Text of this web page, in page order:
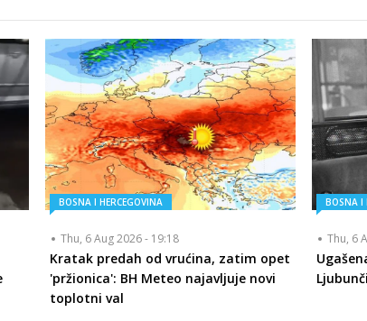
BOSNA I HERCEGOVINA
Thu, 6 Aug 2026 - 19:18
Kratak predah od vrućina, zatim opet
'pržionica': BH Meteo najavljuje novi
toplotni val
BOSNA I
Thu, 6